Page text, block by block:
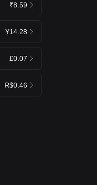
₹8.59
¥14.28
£0.07
R$0.46